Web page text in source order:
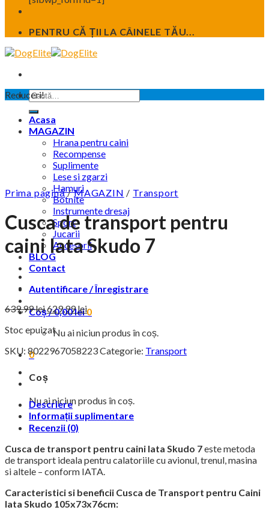
PENTRU CĂ ȚII LA CÂINELE TĂU...
Caută
după:
Acasa
MAGAZIN
Hrana pentru caini
Recompense
Suplimente
Lese si zgarzi
Hamuri
Botnite
Instrumente dresaj
Sport
Jucarii
Accesorii
BLOG
Contact
Autentificare / Înregistrare
Coș /0,00lei0
Nu ai niciun produs în coș.
0
Coș
Nu ai niciun produs în coș.
Reduceri!
Prima pagină / MAGAZIN / Transport
Cusca de transport pentru
caini Iata Skudo 7
639,99leiPrețul
inițial
a
639,99 lei.
629,99leiPrețul
curent
este:
Stoc epuizat
SKU: 8022967058223Categorie: Transport
Descriere
Informații suplimentare
Recenzii (0)
Cusca de transport pentru caini Iata Skudo 7este metoda
de transport ideala pentru calatoriile cu avionul, trenul, masina
si altele – conform IATA.
Caracteristici si beneficii Cusca de Transport pentru Caini
Iata Skudo 105x73x76cm: